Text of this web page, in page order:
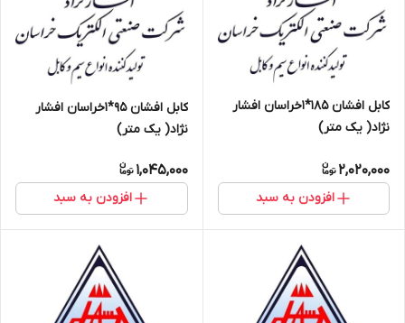
کابل افشان 185*1خراسان افشار
نژاد( یک متر)
2,020,000
افزودن به سبد
کابل افشان 95*1خراسان افشار
نژاد( یک متر)
1,045,000
افزودن به سبد